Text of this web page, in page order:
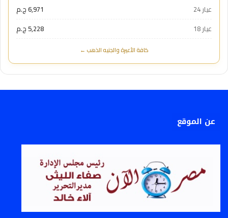
عيار 24
6,971 ج.م
عيار 18
5,228 ج.م
كافة الأعيرة والجنيه الذهب ←
عن الموقع